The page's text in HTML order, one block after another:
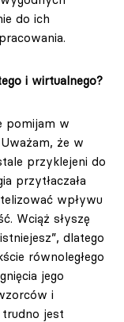
do ich
i wirtualnego?
pomijam w
że w
przyklejeni do
przytłaczała
wpływu
Wciąż słyszę
dlatego
równoległego
jego
i
jest